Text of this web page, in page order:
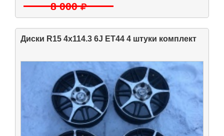
8 000
Диски R15 4x114.3 6J ET44 4 штуки комплект